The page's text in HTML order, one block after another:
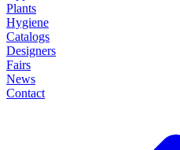
Plants
Hygiene
Catalogs
Designers
Fairs
News
Contact